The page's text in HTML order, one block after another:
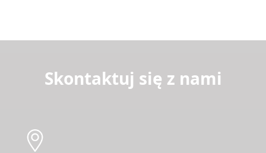
Skontaktuj się z nami